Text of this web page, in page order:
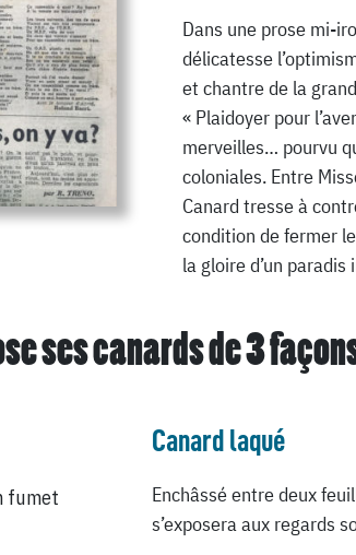
Dans une prose mi-
délicatesse
et chantre de la
« Plaidoyer pour
merveilles… pourvu
coloniales. Entre
Canard tresse à
condition de fermer
la gloire d’un
ses canards de3
fumet
Canard laqué
Enchâssé entre deux
s’exposera aux regards